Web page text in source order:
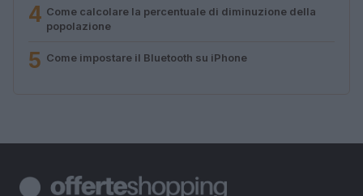
4 Come calcolare la percentuale di diminuzione della
popolazione
5 Come impostare il Bluetooth su iPhone